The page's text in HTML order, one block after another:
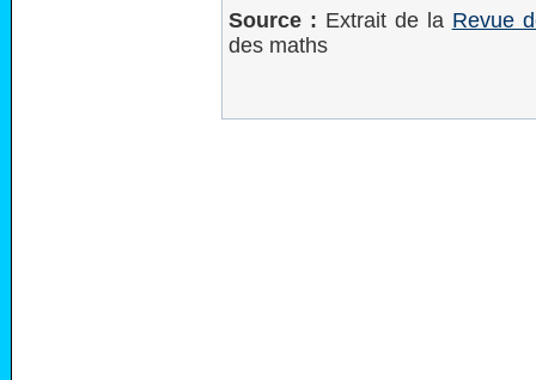
Source : Extrait de la Revue
des maths